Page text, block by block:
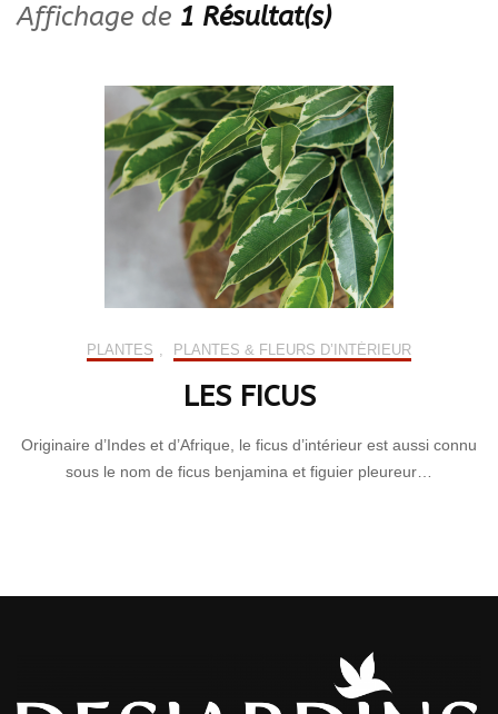
Affichage de 1 Résultat(s)
PLANTES , PLANTES & FLEURS D’INTÉRIEUR
LES FICUS
Originaire d’Indes et d’Afrique, le ficus d’intérieur est aussi connu
sous le nom de ficus benjamina et figuier pleureur…